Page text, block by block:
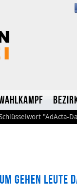
"AdActa-
gehen Leute